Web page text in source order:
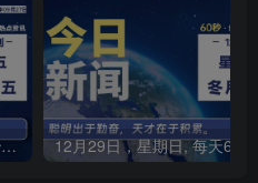
09月27日，星期五, 每天60秒读懂全世界！